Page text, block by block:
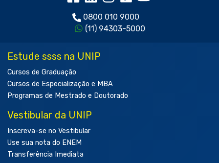
0800 010 9000
(11) 94303-5000
Estude ssss na UNIP
Cursos de Graduação
Cursos de Especialização e MBA
Programas de Mestrado e Doutorado
Vestibular da UNIP
Inscreva-se no Vestibular
Use sua nota do ENEM
Transferência Imediata